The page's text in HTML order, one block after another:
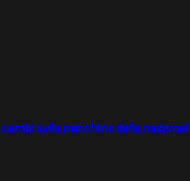
sulle panchine delle